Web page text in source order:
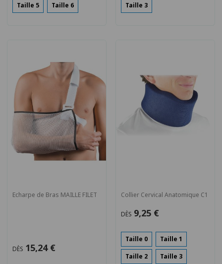
Taille 5 Taille 6 Taille 3
Echarpe de Bras MAILLE FILET
DÈS 15,24 €
Collier Cervical Anatomique C1
DÈS 9,25 €
Taille 0 Taille 1
Taille 2 Taille 3